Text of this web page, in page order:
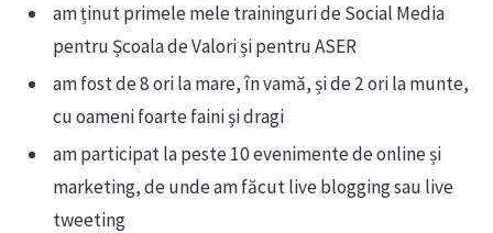
am ținut primele mele traininguri de Social Media
pentru Școala de Valori și pentru ASER
am fost de 8 ori la mare, în vamă, și de 2 ori la munte,
cu oameni foarte faini și dragi
am participat la peste 10 evenimente de online și
marketing, de unde am făcut live blogging sau live
tweeting